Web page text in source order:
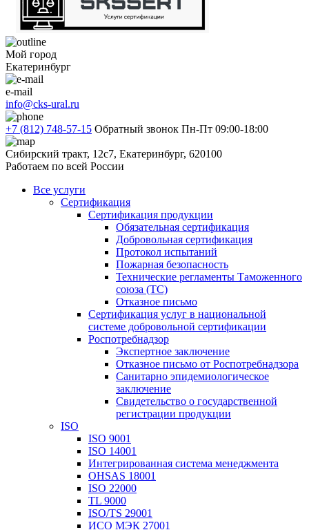
Мой город
Екатеринбург
e-mail
info@cks-ural.ru
+7 (812) 748-57-15 Обратный звонок Пн-Пт 09:00-18:00
Сибирский тракт, 12с7, Екатеринбург, 620100
Работаем по всей России
Все услуги
Сертификация
Сертификация продукции
Обязательная сертификация
Добровольная сертификация
Протокол испытаний
Пожарная безопасность
Технические регламенты Таможенного
союза (ТС)
Отказное письмо
Сертификация услуг в национальной
системе добровольной сертификации
Роспотребнадзор
Экспертное заключение
Отказное письмо от Роспотребнадзора
Санитарно эпидемиологическое
заключение
Свидетельство о государственной
регистрации продукции
ISO
ISO 9001
ISO 14001
Интегрированная система менеджмента
OHSAS 18001
ISO 22000
TL 9000
ISO/TS 29001
ИСО МЭК 27001